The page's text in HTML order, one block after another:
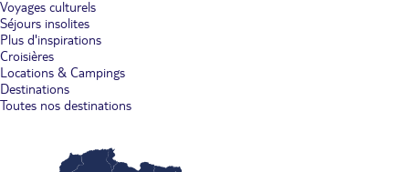
Voyages culturels
Séjours insolites
Plus d'inspirations
Croisières
Locations & Campings
Destinations
Toutes nos destinations